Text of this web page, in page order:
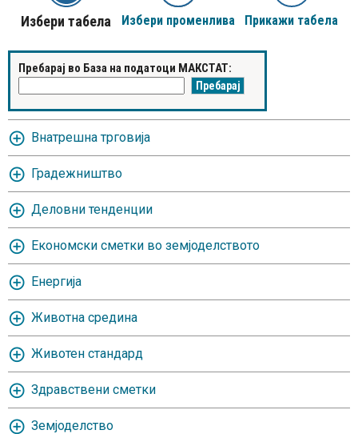
Избери табела Избери променлива Прикажи табела
Пребарај во База на податоци МАКСТАТ:
Внатрешна трговија
Градежништво
Деловни тенденции
Економски сметки во земјоделството
Енергија
Животна средина
Животен стандард
Здравствени сметки
Земјоделство